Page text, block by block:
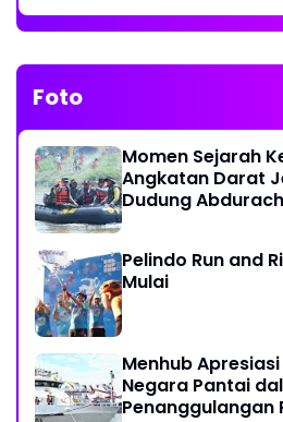
Foto
Momen Sejarah
Angkatan Darat
Dudung
Pelindo Run and
Mulai
Menhub
Negara Pantai
Penanggulangan